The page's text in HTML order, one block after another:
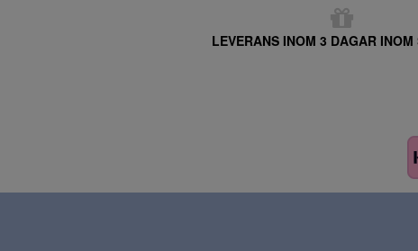
LEVERANS INOM 3 DAGAR INOM